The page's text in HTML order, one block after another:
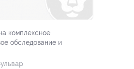
комплексное
обследование и